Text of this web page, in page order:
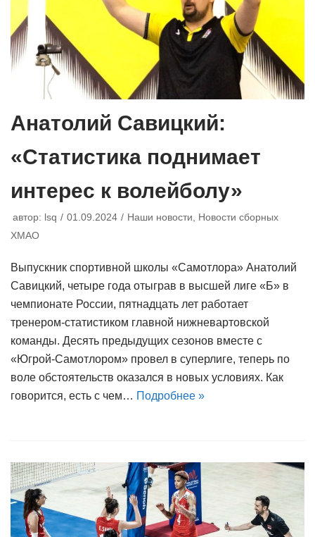
Анатолий Савицкий:
«Статистика поднимает
интерес к волейболу»
автор: lsq 01.09.2024 Наши новости
Новости сборных
ХМАО
Выпускник спортивной школы «Самотлора» Анатолий
Савицкий, четыре года отыграв в высшей лиге «Б» в
чемпионате России, пятнадцать лет работает
тренером-статистиком главной нижневартовской
команды. Десять предыдущих сезонов вместе с
«Югрой-Самотлором» провел в суперлиге, теперь по
воле обстоятельств оказался в новых условиях. Как
говорится, есть с чем… Подробнее »